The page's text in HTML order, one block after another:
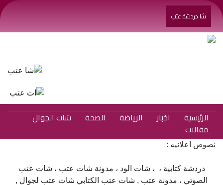
شا دردشة عتب
الرئيسية اخبار الرياضة الصحة
شات الجوال
مقالات
نصوص اعلانيه :
دردشة كتابية ، ، شات الود ، مدونة شات عتب ، شات عتب
الصوتي ، مدونة عتب , شات عتب الكتابي شات عتب لجوال ,